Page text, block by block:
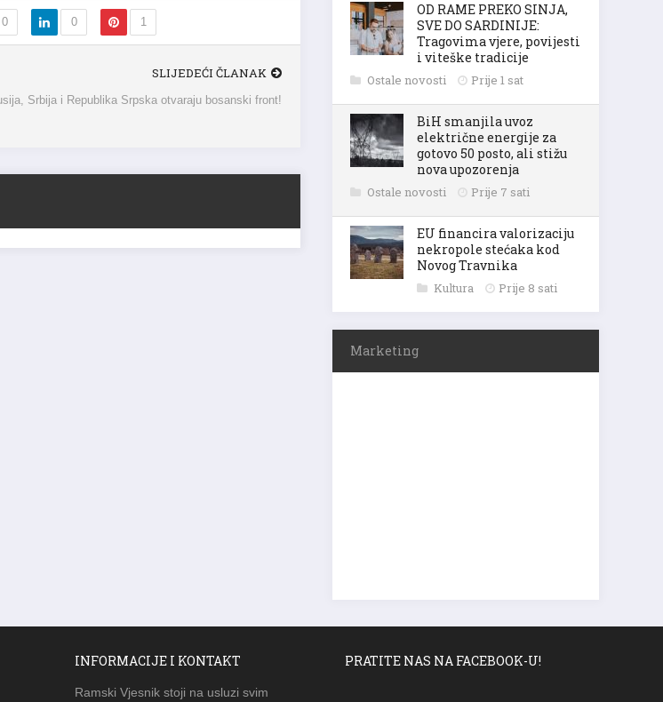
0 0 1
SLIJEDEĆI ČLANAK
Srbija i Republika Srpska otvaraju bosanski front!
OD RAME PREKO SINJA,
SVE DO SARDINIJE:
Tragovima vjere, povijesti
i viteške tradicije
Ostale novosti Prije 1 sat
BiH smanjila uvoz
električne energije za
gotovo 50 posto, ali stižu
nova upozorenja
Ostale novosti Prije 7 sati
EU financira valorizaciju
nekropole stećaka kod
Novog Travnika
Kultura Prije 8 sati
Marketing
INFORMACIJE I KONTAKT
Ramski Vjesnik stoji na usluzi svim
PRATITE NAS NA FACEBOOK-U!